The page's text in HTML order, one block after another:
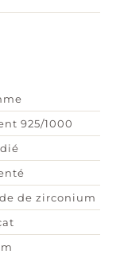
925/1000
de zirconium